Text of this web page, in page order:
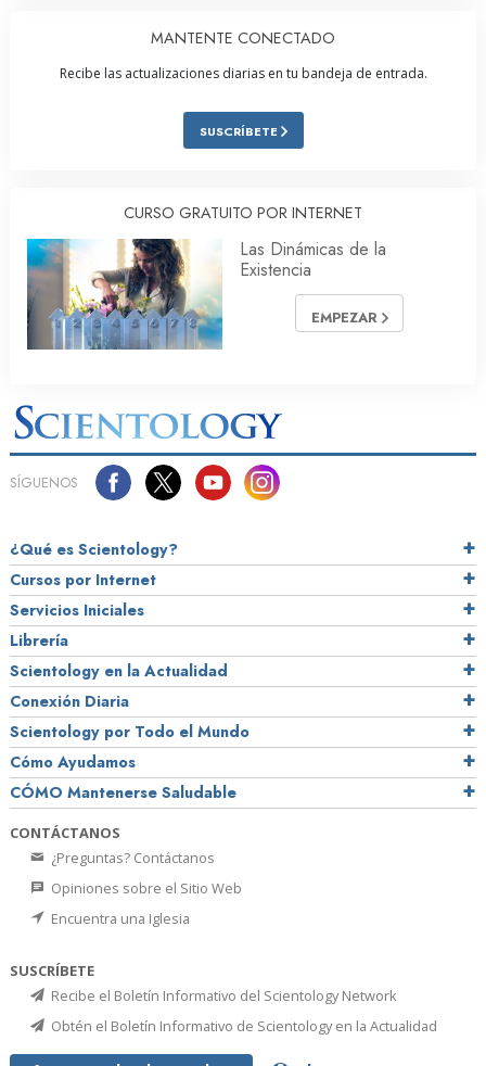
MANTENTE CONECTADO
Recibe las actualizaciones diarias en tu bandeja de entrada.
SUSCRÍBETE
CURSO GRATUITO POR INTERNET
Las Dinámicas de la
Existencia
EMPEZAR
SÍGUENOS
¿Qué es Scientology?
Cursos por Internet
Servicios Iniciales
Librería
Scientology en la Actualidad
Conexión Diaria
Scientology por Todo el Mundo
Cómo Ayudamos
CÓMO Mantenerse Saludable
CONTÁCTANOS
¿Preguntas? Contáctanos
Opiniones sobre el Sitio Web
Encuentra una Iglesia
SUSCRÍBETE
Recibe el Boletín Informativo del Scientology Network
Obtén el Boletín Informativo de Scientology en la Actualidad